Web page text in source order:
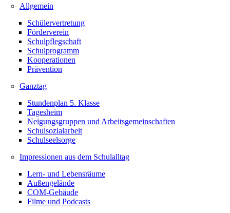
Allgemein
Schülervertretung
Förderverein
Schulpflegschaft
Schulprogramm
Kooperationen
Prävention
Ganztag
Stundenplan 5. Klasse
Tagesheim
Neigungsgruppen und Arbeitsgemeinschaften
Schulsozialarbeit
Schulseelsorge
Impressionen aus dem Schulalltag
Lern- und Lebensräume
Außengelände
COM-Gebäude
Filme und Podcasts